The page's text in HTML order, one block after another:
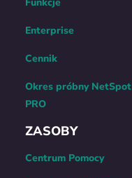
Enterprise
Cennik
Okres próbny NetSpot
PRO
ZASOBY
Centrum Pomocy